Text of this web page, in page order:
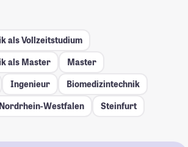
als Vollzeitstudium
als Master
Master
Ingenieur
Biomedizintechnik
Nordrhein-Westfalen Steinfurt